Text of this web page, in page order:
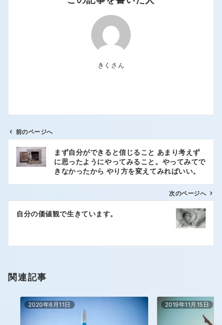
きくさん
前のページへ
まず自分ができると信じること あまり考えず
に思ったようにやってみること。やってみてで
きなかったから やり方を変えてみればいい。
次のページへ
自分の価値観で生きています。
関連記事
2020年6月11日 2019年11月15日